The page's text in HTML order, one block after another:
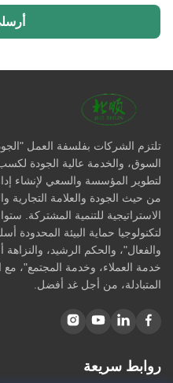
تلتزم الشركات بفلسفة العمل
السوق، والخدمة عالية الجودة
لتطوير المؤسسة والسعي لإنشاء
من حيث الجودة والعلامة التجارية
الاستراتيجية للتنمية المشتركة.
لتكنولوجيا حماية البيئة المحدودة
والفعال"، والحكم الرشيد،
خدمة العملاء، وخدمة المجتمع"، مع
المتبادلة، من أجل غد أفضل.
روابط سريعة